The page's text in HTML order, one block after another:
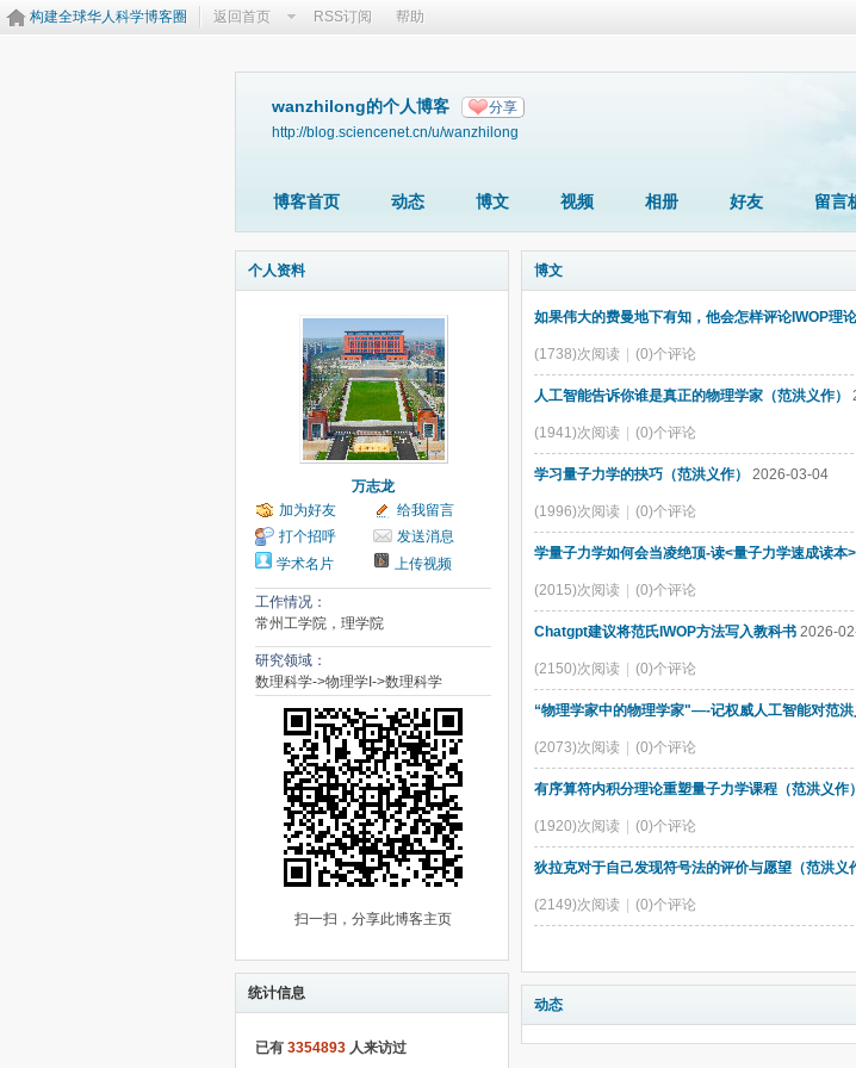
构建全球华人科学博客圈 返回首页 RSS订阅 帮助
wanzhilong的个人博客 分享
http://blog.sciencenet.cn/u/wanzhilong
博客首页 动态 博文 视频 相册 好友 留言
个人资料
万志龙
加为好友
给我留言
打个招呼
发送消息
学术名片
上传视频
工作情况：
常州工学院，理学院
研究领域：
数理科学->物理学I->数理科学
扫一扫，分享此博客主页
统计信息
已有 3354893 人来访过
博文
如果伟大的费曼地下有知，他会怎样评论IWOP理
(1738)次阅读 (0)个评论
人工智能告诉你谁是真正的物理学家（范洪义作）
(1941)次阅读 (0)个评论
学习量子力学的抉巧（范洪义作） 2026-03-04
(1996)次阅读 (0)个评论
学量子力学如何会当凌绝顶-读<量子力学速成读本>
(2015)次阅读 (0)个评论
Chatgpt建议将范氏IWOP方法写入教科书 2026-
(2150)次阅读 (0)个评论
“物理学家中的物理学家"—-记权威人工智能对范
(2073)次阅读 (0)个评论
有序算符内积分理论重塑量子力学课程（范洪义作）
(1920)次阅读 (0)个评论
狄拉克对于自己发现符号法的评价与愿望（范洪义
(2149)次阅读 (0)个评论
动态